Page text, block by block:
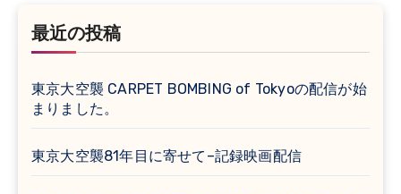
最近の投稿
東京大空襲 CARPET BOMBING of Tokyoの配信が始
まりました。
東京大空襲81年目に寄せて–記録映画配信